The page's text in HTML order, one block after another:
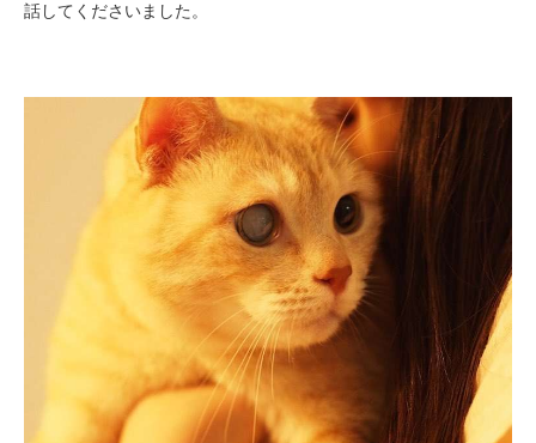
話してくださいました。